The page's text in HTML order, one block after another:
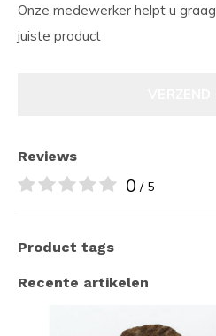
Onze medewerker helpt u
juiste product
Reviews
0 / 5
Product tags
Recente artikelen